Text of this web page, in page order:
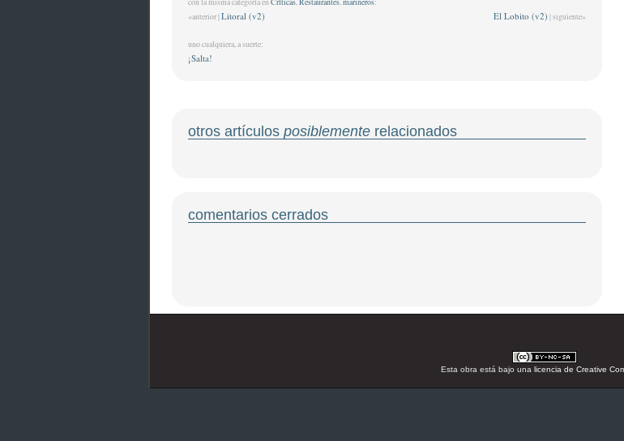
El Lobito (v2) | siguiente»
«anterior |Litoral (v2)
uno cualquiera, a suerte:
¡Salta!
otros artículos posiblementerelacionados
comentarios cerrados
Esta obra está bajo una licencia de Creative